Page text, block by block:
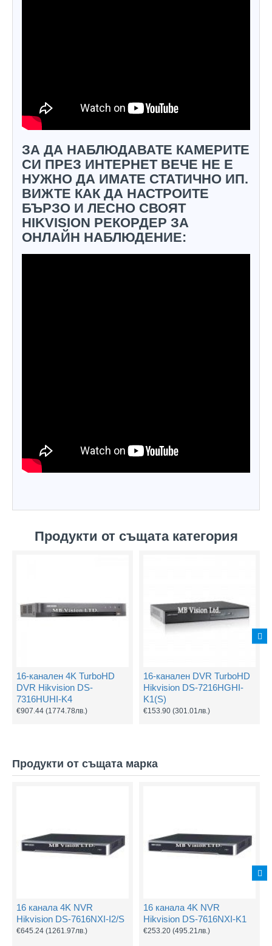
ЗА ДА НАБЛЮДАВАТЕ КАМЕРИТЕ
СИ ПРЕЗ ИНТЕРНЕТ ВЕЧЕ НЕ Е
НУЖНО ДА ИМАТЕ СТАТИЧНО ИП.
ВИЖТЕ КАК ДА НАСТРОИТЕ
БЪРЗО И ЛЕСНО СВОЯТ
HIKVISION РЕКОРДЕР ЗА
ОНЛАЙН НАБЛЮДЕНИЕ:
Продукти от същата категория
16-канален 4K TurboHD
DVR Hikvision DS-
7316HUHI-K4
€907.44 (1774.78лв.)
16-канален DVR TurboHD
Hikvision DS-7216HGHI-
K1(S)
€153.90 (301.01лв.)
Продукти от същата марка
16 канала 4K NVR
Hikvision DS-7616NXI-I2/S
€645.24 (1261.97лв.)
16 канала 4K NVR
Hikvision DS-7616NXI-K1
€253.20 (495.21лв.)